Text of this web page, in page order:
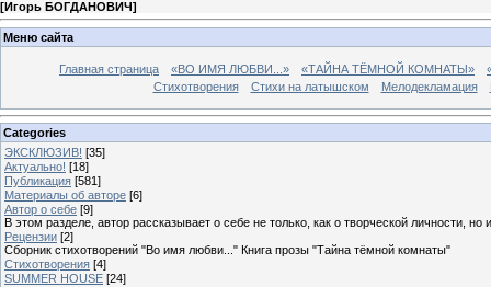
[Игорь БОГДАНОВИЧ]
Меню сайта
Главная страница «ВО ИМЯ ЛЮБВИ...» «ТАЙНА ТЁМНОЙ КОМНАТЫ»
Стихотворения
Стихи на латышском Мелодекламация
Categories
ЭКСКЛЮЗИВ! [35]
Актуально! [18]
Публикация [581]
Материалы об авторе [6]
Автор о себе [9]
В этом разделе, автор рассказывает о себе не только, как о творческой личности,
Рецензии [2]
Сборник стихотворений "Во имя любви..." Книга прозы "Тайна тёмной комнаты"
Стихотворения [4]
SUMMER HOUSE [24]